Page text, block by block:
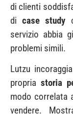
di clienti
dicase study
servizio abbia
problemi simili.
Lutzu
propria storia
modo correlata
vendere.